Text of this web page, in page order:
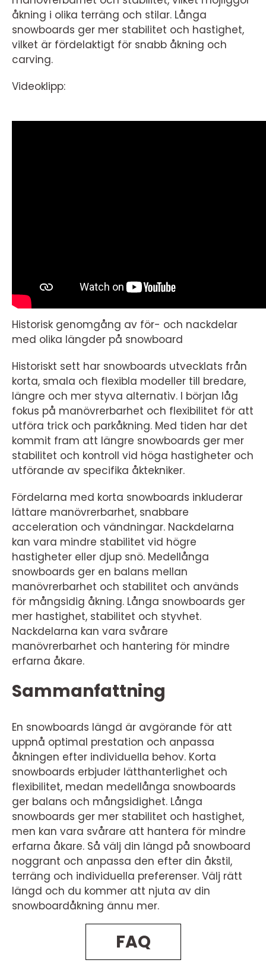
åkning i olika terräng och stilar. Långa
snowboards ger mer stabilitet och hastighet,
vilket är fördelaktigt för snabb åkning och
carving.
Videoklipp:
Historisk genomgång av för- och nackdelar
med olika längder på snowboard
Historiskt sett har snowboards utvecklats från
korta, smala och flexibla modeller till bredare,
längre och mer styva alternativ. I början låg
fokus på manövrerbarhet och flexibilitet för att
utföra trick och parkåkning. Med tiden har det
kommit fram att längre snowboards ger mer
stabilitet och kontroll vid höga hastigheter och
utförande av specifika åktekniker.
Fördelarna med korta snowboards inkluderar
lättare manövrerbarhet, snabbare
acceleration och vändningar. Nackdelarna
kan vara mindre stabilitet vid högre
hastigheter eller djup snö. Medellånga
snowboards ger en balans mellan
manövrerbarhet och stabilitet och används
för mångsidig åkning. Långa snowboards ger
mer hastighet, stabilitet och styvhet.
Nackdelarna kan vara svårare
manövrerbarhet och hantering för mindre
erfarna åkare.
Sammanfattning
En snowboards längd är avgörande för att
uppnå optimal prestation och anpassa
åkningen efter individuella behov. Korta
snowboards erbjuder lätthanterlighet och
flexibilitet, medan medellånga snowboards
ger balans och mångsidighet. Långa
snowboards ger mer stabilitet och hastighet,
men kan vara svårare att hantera för mindre
erfarna åkare. Så välj din längd på snowboard
noggrant och anpassa den efter din åkstil,
terräng och individuella preferenser. Välj rätt
längd och du kommer att njuta av din
snowboardåkning ännu mer.
FAQ